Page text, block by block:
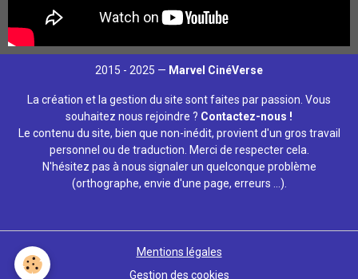
2015 - 2025 — Marvel CinéVerse
La création et la gestion du site sont faites par passion. Vous
souhaitez nous rejoindre ? Contactez-nous !
Le contenu du site, bien que non-inédit, provient d'un gros travail
personnel ou de traduction. Merci de respecter cela.
N'hésitez pas à nous signaler un quelconque problème
(orthographe, envie d'une page, erreurs ...).
Mentions légales
Gestion des cookies